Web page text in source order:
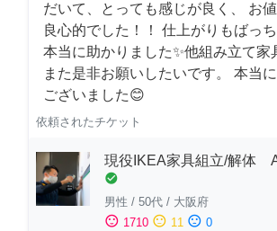
だいて、とっても感じが良く、 お
良心的でした！！ 仕上がりもばっち
本当に助かりました✨他組み立て家
また是非お願いしたいです。 本当
ございました😊
依頼されたチケット
現役IKEA家具組立/解体
check_circle
男性 / 50代 / 大阪府
sentiment_satisfied 1710 sentiment_neutral 11 sentiment_dissatisfied 0